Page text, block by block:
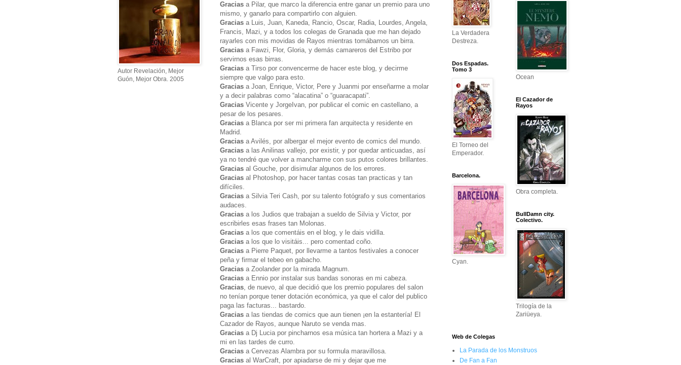
Gracias a Pilar, que marco la diferencia entre ganar un premio para uno
mismo, y ganarlo para compartirlo con alguien.
Gracias a Luis, Juan, Kaneda, Rancio, Oscar, Radia, Lourdes, Angela,
Francis, Mazi, y a todos los colegas de Granada que me han dejado
rayarles con mis movidas de Rayos mientras tomábamos un birra.
Gracias a Fawzi, Flor, Gloria, y demás camareros del Estribo por
servirnos esas birras.
Gracias a Tirso por convencerme de hacer este blog, y decirme
siempre que valgo para esto.
Gracias a Joan, Enrique, Victor, Pere y Juanmi por enseñarme a molar
y a decir palabras como “alacatina” o “guaracapati”.
Gracias Vicente y JorgeIvan, por publicar el comic en castellano, a
pesar de los pesares.
Gracias a Blanca por ser mi primera fan arquitecta y residente en
Madrid.
Gracias a Avilés, por albergar el mejor evento de comics del mundo.
Gracias a las Anilinas vallejo, por existir, y por quedar anticuadas, así
ya no tendré que volver a mancharme con sus putos colores brillantes.
Gracias al Gouche, por disimular algunos de los errores.
Gracias al Photoshop, por hacer tantas cosas tan practicas y tan
difíciles.
Gracias a Silvia Teri Cash, por su talento fotógrafo y sus comentarios
audaces.
Gracias a los Judios que trabajan a sueldo de Silvia y Victor, por
escribirles esas frases tan Molonas.
Gracias a los que comentáis en el blog, y le dais vidilla.
Gracias a los que lo visitáis... pero comentad coño.
Gracias a Pierre Paquet, por llevarme a tantos festivales a conocer
peña y firmar el tebeo en gabacho.
Gracias a Zoolander por la mirada Magnum.
Gracias a Ennio por instalar sus bandas sonoras en mi cabeza.
Gracias, de nuevo, al que decidió que los premio populares del salon
no tenían porque tener dotación económica, ya que el calor del publico
paga las facturas... bastardo.
Gracias a las tiendas de comics que aun tienen ¡en la estantería! El
Cazador de Rayos, aunque Naruto se venda mas.
Gracias a Dj Lucia por pincharnos esa música tan hortera a Mazi y a
mi en las tardes de curro.
Gracias a Cervezas Alambra por su formula maravillosa.
Gracias al WarCraft, por apiadarse de mi y dejar que me
Autor Revelación, Mejor
Guón, Mejor Obra. 2005
La Verdadera
Destreza.
Dos Espadas.
Tomo 3
El Torneo del
Emperador.
Barcelona.
Cyan.
Ocean
El Cazador de
Rayos
Obra completa.
BullDamn city.
Colectivo.
Trilogía de la
Zariüeya.
Web de Colegas
La Parada de los Monstruos
De Fan a Fan